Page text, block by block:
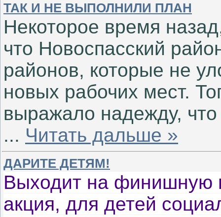
ТАК И НЕ ВЫПОЛНИЛИ ПЛАН
Некоторое время
что Новоспасский
районов, которые не
новых рабочих мест.
выражало надежду, что
... Читать дальше »
ДАРИТЕ ДЕТЯМ!
Выходит на финишную
акция, для детей